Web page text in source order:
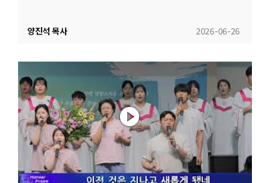
2026-06-26
양진석 목사